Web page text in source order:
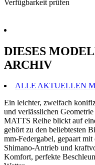
Verfügbarkeit prüfen
DIESES
ARCHIV
ALLE AKTUELLEN
Ein leichter, zweifach
und verlässlichen
MATTS Reihe blickt auf
gehört zu den beliebtesten
mm-Federgabel, gepaart
Shimano-Antrieb und
Komfort, perfekte